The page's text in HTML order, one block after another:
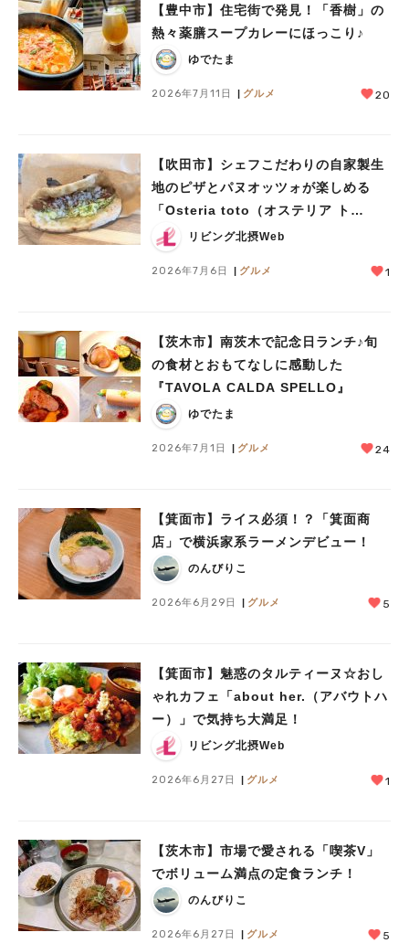
【豊中市】住宅街で発見！「香樹」の
熱々薬膳スープカレーにほっこり♪
ゆでたま
2026年7月11日 グルメ 20
【吹田市】シェフこだわりの自家製生
地のピザとパヌオッツォが楽しめる
「Osteria toto（オステリア ト
ト）」リビング北摂Web
2026年7月6日 グルメ 1
【茨木市】南茨木で記念日ランチ♪旬
の食材とおもてなしに感動した
『TAVOLA CALDA SPELLO』
ゆでたま
2026年7月1日 グルメ 24
【箕面市】ライス必須！？「箕面商
店」で横浜家系ラーメンデビュー！
のんびりこ
2026年6月29日 グルメ 5
【箕面市】魅惑のタルティーヌ☆おし
ゃれカフェ「about her.（アバウトハ
ー）」で気持ち大満足！
リビング北摂Web
2026年6月27日 グルメ 1
【茨木市】市場で愛される「喫茶V」
でボリューム満点の定食ランチ！
のんびりこ
2026年6月27日 グルメ 5